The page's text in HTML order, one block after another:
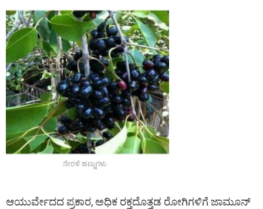
ನೇರಳೆ ಹಣ್ಣುಗಳು
ಆಯುರ್ವೇದದ ಪ್ರಕಾರ, ಅಧಿಕ ರಕ್ತದೊತ್ತಡ ರೋಗಿಗಳಿಗೆ ಜಾಮೂನ್